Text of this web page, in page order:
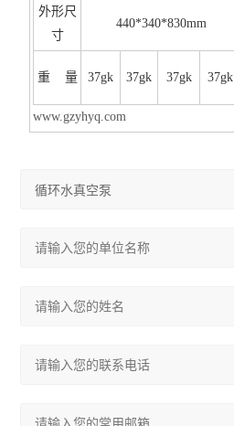
外形尺
寸
440*340*830mm
重 量 37gk 37gk 37gk 37gk
www.gzyhyq.com